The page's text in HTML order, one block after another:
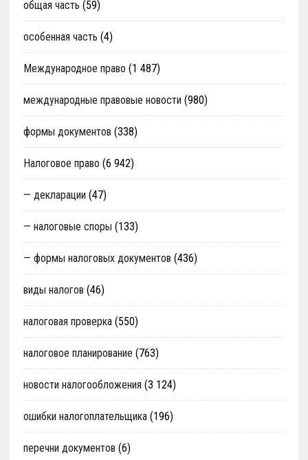
общая часть (59)
особенная часть (4)
Международное право (1 487)
международные правовые новости (980)
формы документов (338)
Налоговое право (6 942)
— декларации (47)
— налоговые споры (133)
— формы налоговых документов (436)
виды налогов (46)
налоговая проверка(550)
налоговое планирование (763)
новости налогообложения (3 124)
ошибки налогоплательщика(196)
перечни документов (6)